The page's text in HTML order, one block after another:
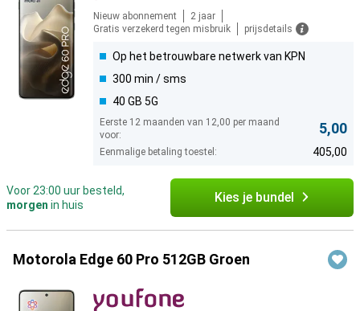
Nieuw abonnement
2 jaar
Gratis verzekerd tegen misbruik
prijsdetails
Op het betrouwbare netwerk van KPN
300 min / sms
40 GB 5G
Eerste 12 maanden van 12,00 per maand
voor:
5,00
Eenmalige betaling toestel: 405,00
Voor 23:00 uur besteld,
morgen in huis Kies je bundel
Motorola Edge 60 Pro 512GB Groen